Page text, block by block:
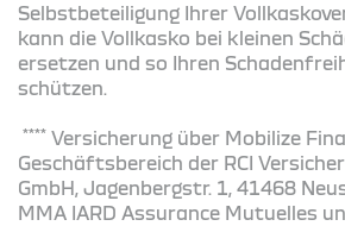
Selbstbeteiligung Ihrer
kann die Vollkasko bei kleinen
ersetzen und so Ihren
schützen.
**** Versicherung über Mobilize
Geschäftsbereich der RCI
GmbH, Jagenbergstr. 1, 41468
MMA IARD Assurance Mutuelles